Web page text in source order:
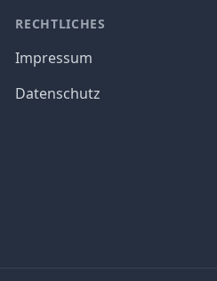
RECHTLICHES
Impressum
Datenschutz